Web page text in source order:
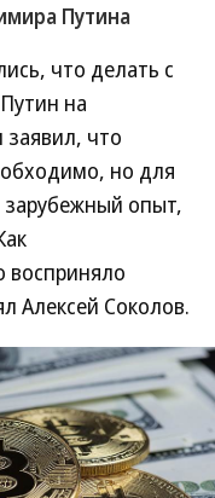
Путина
что делать с
на
что
но для
зарубежный опыт,
восприняло
Алексей Соколов.